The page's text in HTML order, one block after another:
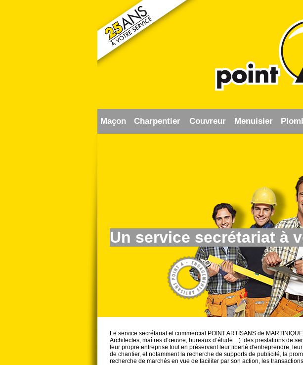
Maçon Charpentier Couvreur Menuisier
Un service secrétariat à
Le service secrétariat et commercial POINT ARTISANS de
Architectes, maîtres d’œuvre, bureaux d’étude…) des prestations de
leur propre entreprise tout en préservant leur liberté d'entreprendre,
de chantier, et notamment la recherche de supports de publicité, la
recherche de marchés en vue de faciliter par son action, les